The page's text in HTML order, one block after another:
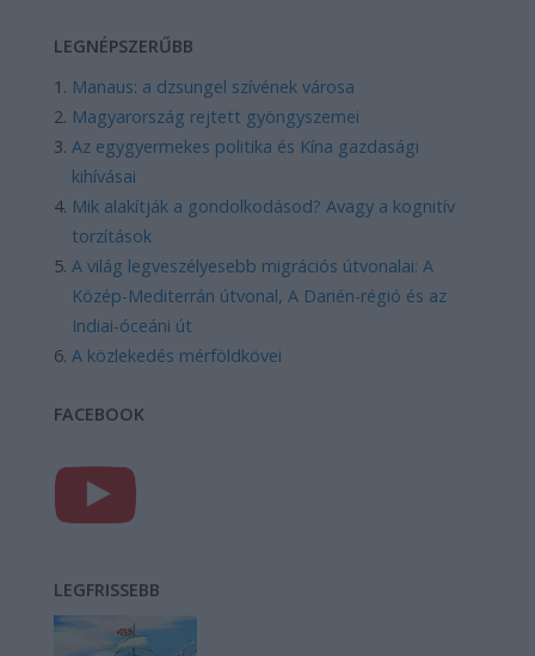
LEGNÉPSZERŰBB
Manaus: a dzsungel szívének városa
Magyarország rejtett gyöngyszemei
Az egygyermekes politika és Kína gazdasági
kihívásai
Mik alakítják a gondolkodásod? Avagy a kognitív
torzítások
A világ legveszélyesebb migrációs útvonalai: A
Közép-Mediterrán útvonal, A Darién-régió és az
Indiai-óceáni út
A közlekedés mérföldkövei
FACEBOOK
LEGFRISSEBB